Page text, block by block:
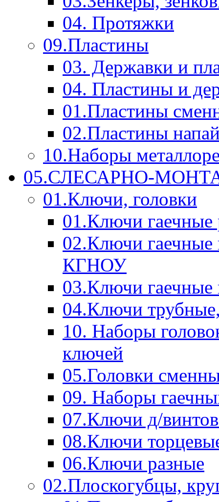
04. Протяжки
09.Пластины
03. Державки и
04. Пластины и
01.Пластины
02.Пластины
10.Наборы
05.СЛЕСАРНО-
01.Ключи, головки
01.Ключи
02.Ключи
КГНОУ
03.Ключи
04.Ключи
10. Наборы
ключей
05.Головки
09. Наборы
07.Ключи д/
08.Ключи
06.Ключи разные
02.Плоскогубцы,